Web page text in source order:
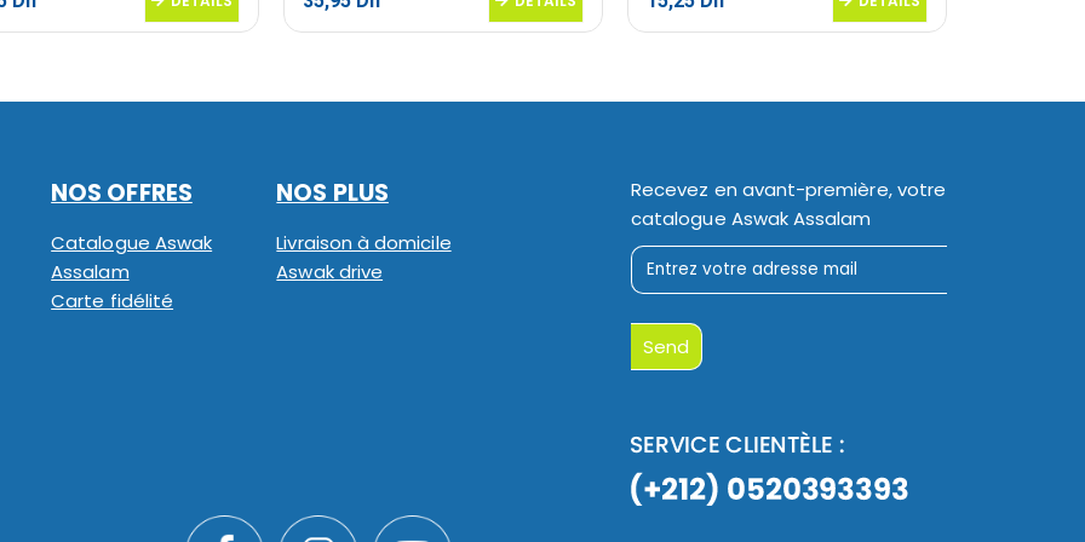
NOS OFFRES
Catalogue Aswak
Assalam
Carte fidélité
NOS PLUS
Livraison à domicile
Aswak drive
Recevez en avant-première, votre
catalogue Aswak Assalam